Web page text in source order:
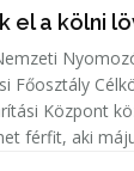
el a kölni
Főosztály
Központ
férfit, aki